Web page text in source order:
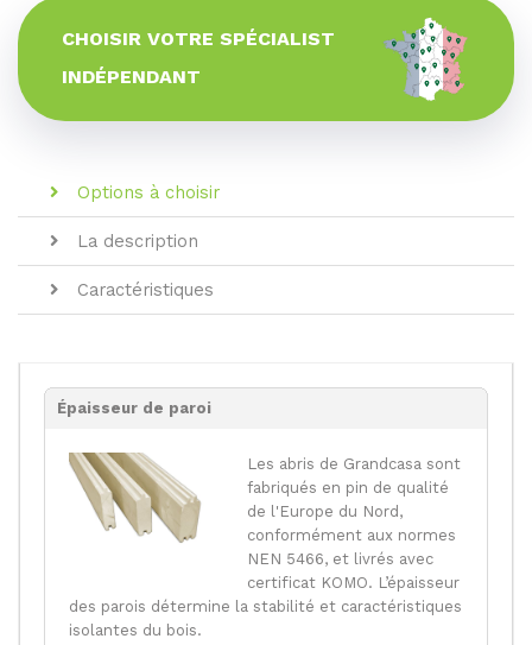
CHOISIR VOTRE SPÉCIALIST
INDÉPENDANT
Options à choisir
La description
Caractéristiques
Épaisseur de paroi
Les abris de Grandcasa sont
fabriqués en pin de qualité
de l'Europe du Nord,
conformément aux normes
NEN 5466, et livrés avec
certificat KOMO. L’épaisseur
des parois détermine la stabilité et caractéristiques
isolantes du bois.